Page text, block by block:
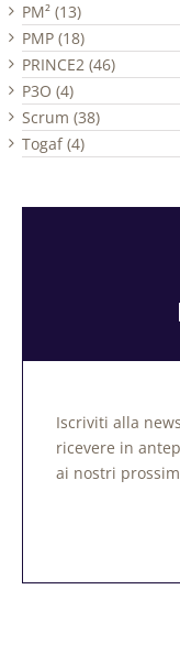
PM² (13)
PMP (18)
PRINCE2 (46)
P3O (4)
Scrum (38)
Togaf (4)
Iscriviti alla
ricevere in
ai nostri